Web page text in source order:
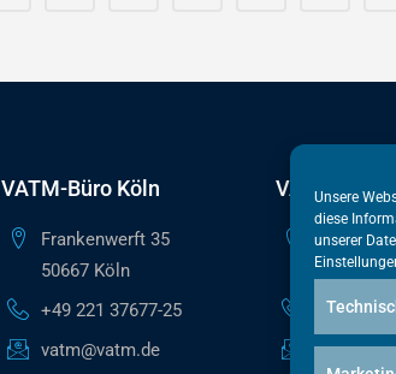
Unsere
diese
unserer
VATM-Büro Köln
Frankenwerft 35
50667 Köln
+49 221 37677-25
vatm@vatm.de
VATM-
10117
+49 30